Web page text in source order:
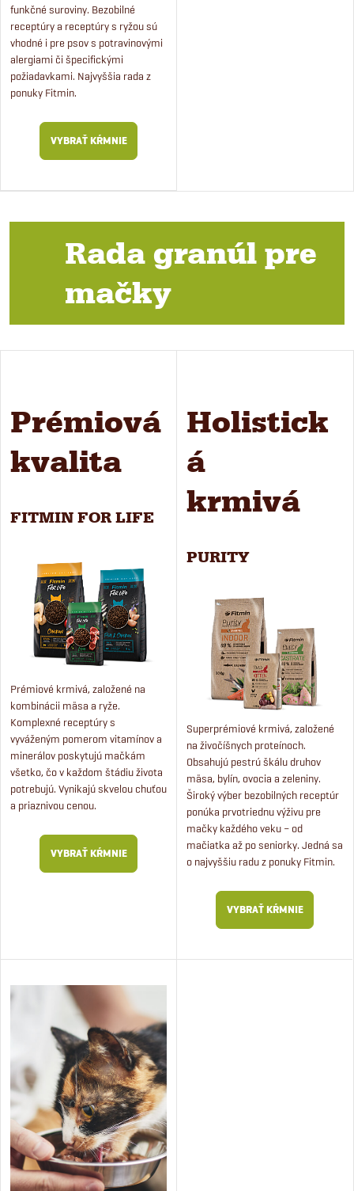
funkčné suroviny. Bezobilné
receptúry a receptúry s ryžou sú
vhodné i pre psov s potravinovými
alergiami či špecifickými
požiadavkami. Najvyššia rada z
ponuky Fitmin.
VYBRAŤ KŔMNIE
Rada granúl pre
mačky
Prémiová
kvalita
FITMIN FOR LIFE
Prémiové krmivá, založené na
kombinácii mäsa a ryže.
Komplexné receptúry s
vyváženým pomerom vitamínov a
minerálov poskytujú mačkám
všetko, čo v každom štádiu života
potrebujú. Vynikajú skvelou chuťou
a priaznivou cenou.
VYBRAŤ KŔMNIE
Holistick
á
krmivá
PURITY
Superprémiové krmivá, založené
na živočíšnych proteínoch.
Obsahujú pestrú škálu druhov
mäsa, bylín, ovocia a zeleniny.
Široký výber bezobilných receptúr
ponúka prvotriednu výživu pre
mačky každého veku – od
mačiatka až po seniorky. Jedná sa
o najvyššiu radu z ponuky Fitmin.
VYBRAŤ KŔMNIE